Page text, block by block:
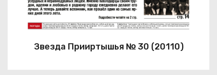
Звезда Прииртышья № 30 (20110)